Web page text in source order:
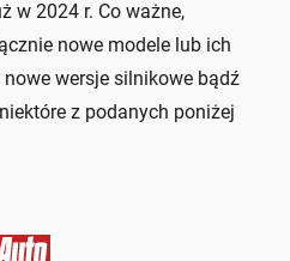
w 2024 r. Co ważne,
nowe modele lub ich
wersje silnikowe bądź
z podanych poniżej